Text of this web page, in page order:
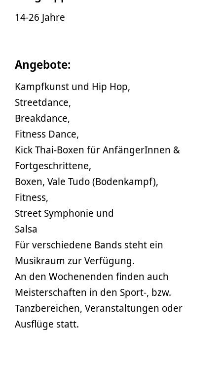
14-26 Jahre
Angebote:
Kampfkunst und Hip Hop,
Streetdance,
Breakdance,
Fitness Dance,
Kick Thai-Boxen für AnfängerInnen &
Fortgeschrittene,
Boxen, Vale Tudo (Bodenkampf),
Fitness,
Street Symphonie und
Salsa
Für verschiedene Bands steht ein
Musikraum zur Verfügung.
An den Wochenenden finden auch
Meisterschaften in den Sport-, bzw.
Tanzbereichen, Veranstaltungen oder
Ausflüge statt.